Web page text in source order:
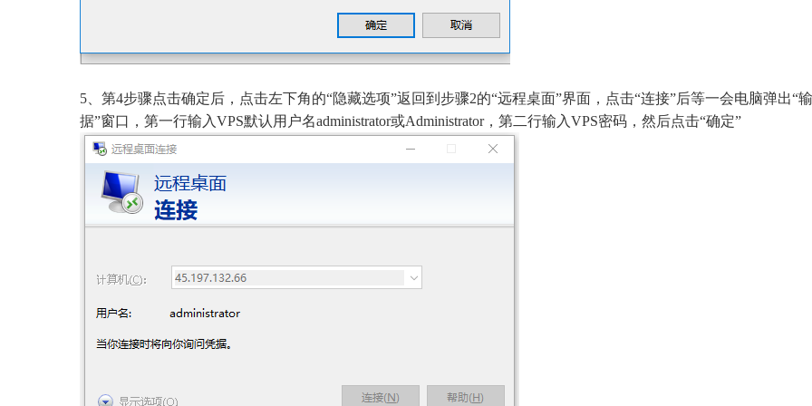
5、第4步骤点击确定后，点击左下角的“隐藏选项”返回到步骤2的“远程桌面”界面，点击“连接”后等一会电脑弹出“
据”窗口，第一行输入VPS默认用户名administrator或Administrator，第二行输入VPS密码，然后点击“确定”